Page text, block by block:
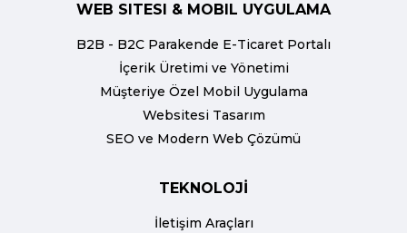
WEB SITESI & MOBIL UYGULAMA
B2B - B2C Parakende E-Ticaret Portalı
İçerik Üretimi ve Yönetimi
Müşteriye Özel Mobil Uygulama
Websitesi Tasarım
SEO ve Modern Web Çözümü
TEKNOLOJİ
İletişim Araçları